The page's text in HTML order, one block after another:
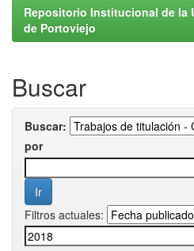
Repositorio Institucional de la
de Portoviejo
Buscar
Buscar:
por
Filtros actuales: